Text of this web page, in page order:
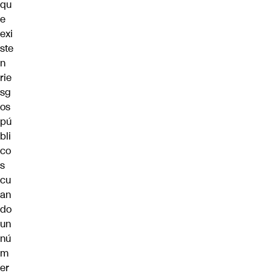
qu
e
exi
ste
n
rie
sg
os
pú
bli
co
s
cu
an
do
un
nú
m
er